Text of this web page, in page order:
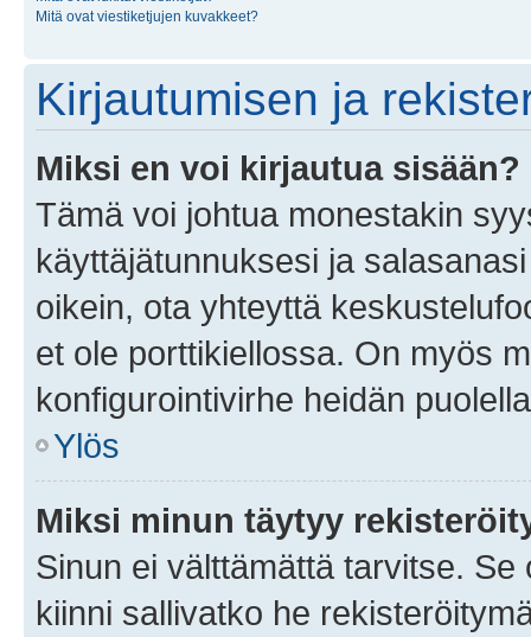
Mitä ovat viestiketjujen kuvakkeet?
Kirjautumisen ja
Miksi en voi kirjautua sisään?
Tämä voi johtua monestakin
käyttäjätunnuksesi ja
oikein, ota yhteyttä
et ole porttikiellossa. On myös
konfigurointivirhe heidän
Ylös
Miksi minun täytyy
Sinun ei välttämättä tarvitse.
kiinni sallivatko he